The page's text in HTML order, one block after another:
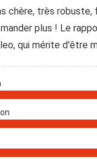
chère, très
plus ! Le
qui mérite d'être